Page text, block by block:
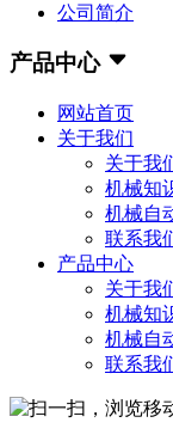
公司简介
产品中心
网站首页
关于我们
关于我
机械知
机械自
联系我
产品中心
关于我
机械知
机械自
联系我